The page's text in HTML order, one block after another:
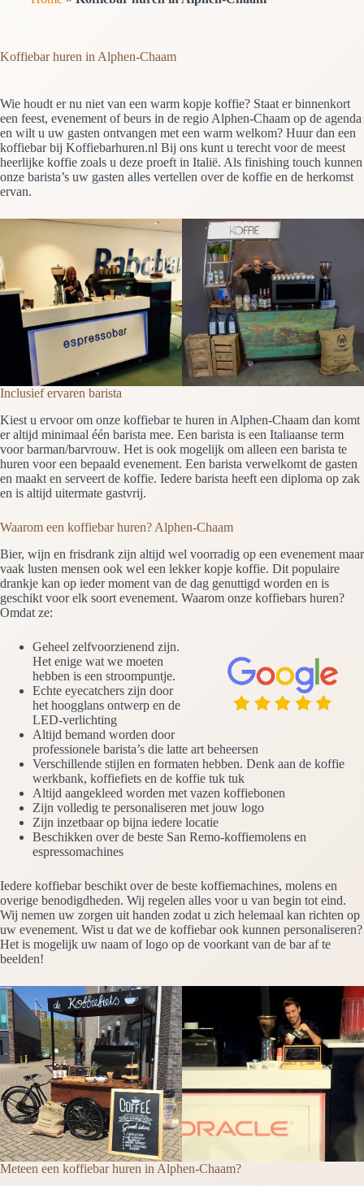
Koffiebar huren in Alphen-Chaam
Wie houdt er nu niet van een warm kopje koffie? Staat er binnenkort
een feest, evenement of beurs in de regio Alphen-Chaam op de agenda
en wilt u uw gasten ontvangen met een warm welkom? Huur dan een
koffiebar bij Koffiebarhuren.nl Bij ons kunt u terecht voor de meest
heerlijke koffie zoals u deze proeft in Italië. Als finishing touch kunnen
onze barista’s uw gasten alles vertellen over de koffie en de herkomst
ervan.
Inclusief ervaren barista
Kiest u ervoor om onze koffiebar te huren in Alphen-Chaam dan komt
er altijd minimaal één barista mee. Een barista is een Italiaanse term
voor barman/barvrouw. Het is ook mogelijk om alleen een barista te
huren voor een bepaald evenement. Een barista verwelkomt de gasten
en maakt en serveert de koffie. Iedere barista heeft een diploma op zak
en is altijd uitermate gastvrij.
Waarom een koffiebar huren? Alphen-Chaam
Bier, wijn en frisdrank zijn altijd wel voorradig op een evenement maar
vaak lusten mensen ook wel een lekker kopje koffie. Dit populaire
drankje kan op ieder moment van de dag genuttigd worden en is
geschikt voor elk soort evenement. Waarom onze koffiebars huren?
Omdat ze:
Geheel zelfvoorzienend zijn.
Het enige wat we moeten
hebben is een stroompuntje.
Echte eyecatchers zijn door
het hoogglans ontwerp en de
LED-verlichting
Altijd bemand worden door
professionele barista’s die latte art beheersen
Verschillende stijlen en formaten hebben. Denk aan de koffie
werkbank, koffiefiets en de koffie tuk tuk
Altijd aangekleed worden met vazen koffiebonen
Zijn volledig te personaliseren met jouw logo
Zijn inzetbaar op bijna iedere locatie
Beschikken over de beste San Remo-koffiemolens en
espressomachines
Iedere koffiebar beschikt over de beste koffiemachines, molens en
overige benodigdheden. Wij regelen alles voor u van begin tot eind.
Wij nemen uw zorgen uit handen zodat u zich helemaal kan richten op
uw evenement. Wist u dat we de koffiebar ook kunnen personaliseren?
Het is mogelijk uw naam of logo op de voorkant van de bar af te
beelden!
Meteen een koffiebar huren in Alphen-Chaam?